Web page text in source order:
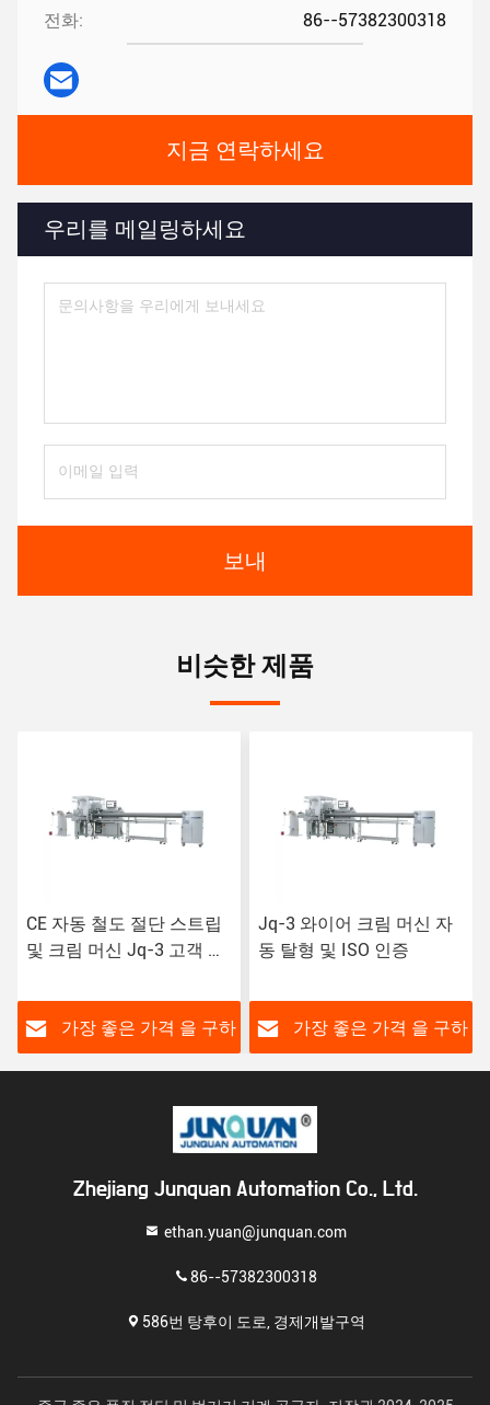
전화: 86--57382300318
지금 연락하세요
우리를 메일링하세요
보내
비슷한 제품
Jq-3 와이어 크림 머신 자
동 탈형 및 ISO 인증
가장 좋은 가격 을 구하
고 정밀 함경 터미널 크림
프 와이어 하렌스 기계 ISO
가장 좋은 가격 을 구하
Zhejiang Junquan Automation Co., Ltd.
ethan.yuan@junquan.com
86--57382300318
586번 탕후이 도로, 경제개발구역